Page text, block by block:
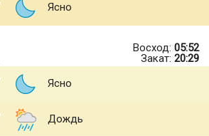
Ясно
Восход: 05:52
Закат: 20:29
Ясно
Дождь